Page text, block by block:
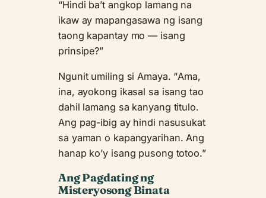
“Hindi ba’t angkop lamang na
ikaw ay mapangasawa ng isang
taong kapantay mo — isang
prinsipe?”
Ngunit umiling si Amaya. “Ama,
ina, ayokong ikasal sa isang tao
dahil lamang sa kanyang titulo.
Ang pag-ibig ay hindi nasusukat
sa yaman o kapangyarihan. Ang
hanap ko’y isang pusong totoo.”
Ang Pagdating ng
Misteryosong Binata